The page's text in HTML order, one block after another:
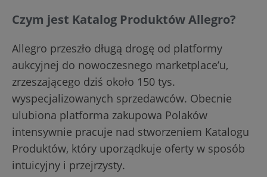
Czym jest Katalog Produktów Allegro?
Allegro przeszło długą drogę od platformy
aukcyjnej do nowoczesnego marketplace’u,
zrzeszającego dziś około 150 tys.
wyspecjalizowanych sprzedawców. Obecnie
ulubiona platforma zakupowa Polaków
intensywnie pracuje nad stworzeniem Katalogu
Produktów, który uporządkuje oferty w sposób
intuicyjny i przejrzysty.